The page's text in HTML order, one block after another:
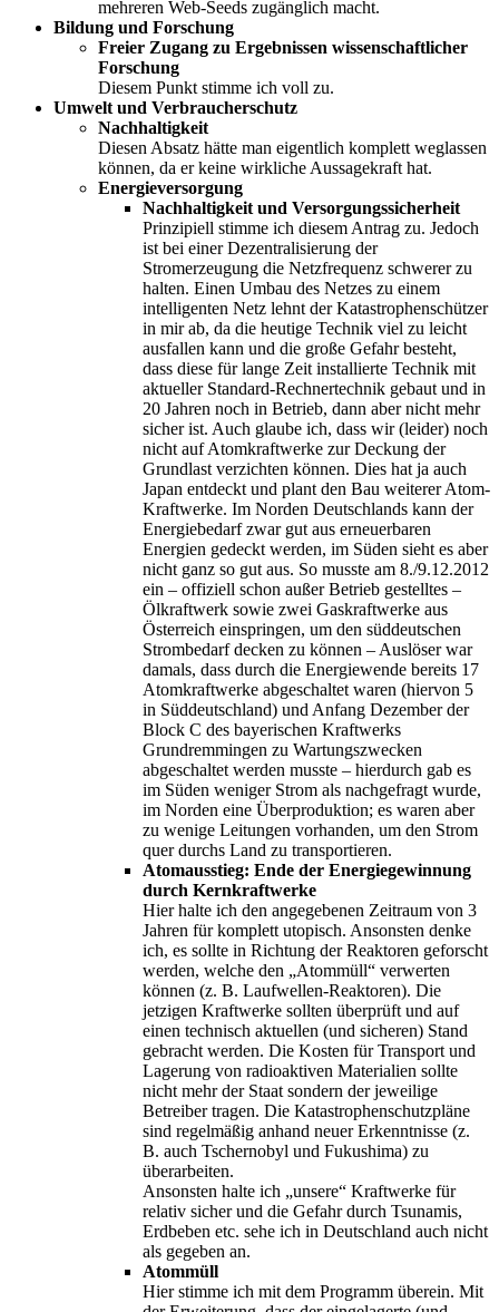
mehreren Web-Seeds zugänglich macht.
Bildung und Forschung
Freier Zugang zu Ergebnissen wissenschaftlicher
Forschung
Diesem Punkt stimme ich voll zu.
Umwelt und Verbraucherschutz
Nachhaltigkeit
Diesen Absatz hätte man eigentlich komplett weglassen
können, da er keine wirkliche Aussagekraft hat.
Energieversorgung
Nachhaltigkeit und Versorgungssicherheit
Prinzipiell stimme ich diesem Antrag zu. Jedoch
ist bei einer Dezentralisierung der
Stromerzeugung die Netzfrequenz schwerer zu
halten. Einen Umbau des Netzes zu einem
intelligenten Netz lehnt der Katastrophenschützer
in mir ab, da die heutige Technik viel zu leicht
ausfallen kann und die große Gefahr besteht,
dass diese für lange Zeit installierte Technik mit
aktueller Standard-Rechnertechnik gebaut und in
20 Jahren noch in Betrieb, dann aber nicht mehr
sicher ist. Auch glaube ich, dass wir (leider) noch
nicht auf Atomkraftwerke zur Deckung der
Grundlast verzichten können. Dies hat ja auch
Japan entdeckt und plant den Bau weiterer Atom-
Kraftwerke. Im Norden Deutschlands kann der
Energiebedarf zwar gut aus erneuerbaren
Energien gedeckt werden, im Süden sieht es aber
nicht ganz so gut aus. So musste am 8./9.12.2012
ein – offiziell schon außer Betrieb gestelltes –
Ölkraftwerk sowie zwei Gaskraftwerke aus
Österreich einspringen, um den süddeutschen
Strombedarf decken zu können – Auslöser war
damals, dass durch die Energiewende bereits 17
Atomkraftwerke abgeschaltet waren (hiervon 5
in Süddeutschland) und Anfang Dezember der
Block C des bayerischen Kraftwerks
Grundremmingen zu Wartungszwecken
abgeschaltet werden musste – hierdurch gab es
im Süden weniger Strom als nachgefragt wurde,
im Norden eine Überproduktion; es waren aber
zu wenige Leitungen vorhanden, um den Strom
quer durchs Land zu transportieren.
Atomausstieg: Ende der Energiegewinnung
durch Kernkraftwerke
Hier halte ich den angegebenen Zeitraum von 3
Jahren für komplett utopisch. Ansonsten denke
ich, es sollte in Richtung der Reaktoren geforscht
werden, welche den „Atommüll“ verwerten
können (z. B. Laufwellen-Reaktoren). Die
jetzigen Kraftwerke sollten überprüft und auf
einen technisch aktuellen (und sicheren) Stand
gebracht werden. Die Kosten für Transport und
Lagerung von radioaktiven Materialien sollte
nicht mehr der Staat sondern der jeweilige
Betreiber tragen. Die Katastrophenschutzpläne
sind regelmäßig anhand neuer Erkenntnisse (z.
B. auch Tschernobyl und Fukushima) zu
überarbeiten.
Ansonsten halte ich „unsere“ Kraftwerke für
relativ sicher und die Gefahr durch Tsunamis,
Erdbeben etc. sehe ich in Deutschland auch nicht
als gegeben an.
Atommüll
Hier stimme ich mit dem Programm überein. Mit